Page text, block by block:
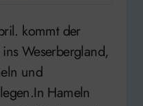
Weserbergland,
und
Hameln